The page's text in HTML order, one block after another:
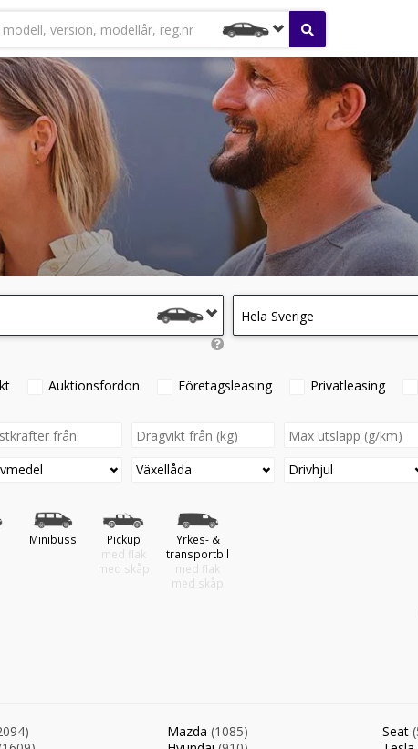
version, modellår, reg.nr
Hela Sverige
Auktionsfordon Företagsleasing Privatleasing
Växellåda Drivhjul
Minibuss
Pickup
med flak
med skåp
Yrkes- &
transportbil
med flak
med skåp
Mazda (1085)
Seat